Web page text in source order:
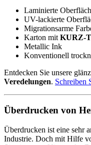
Laminierte
UV-lackierte
Migrationsarme
Karton mit KURZ-
Metallic Ink
Konventionell
Entdecken Sie unsere
Veredelungen. Schreiben
Überdrucken von
Überdrucken ist eine sehr
Industrie. Doch mit Hilfe